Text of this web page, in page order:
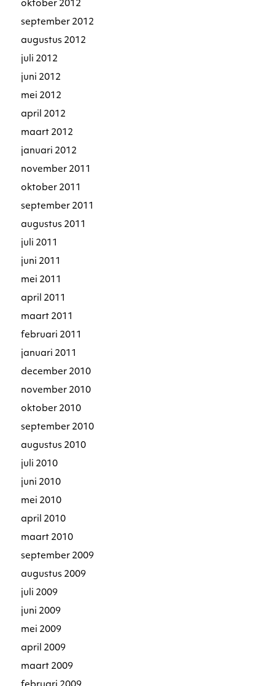
oktober 2012
september 2012
augustus 2012
juli 2012
juni 2012
mei 2012
april 2012
maart 2012
januari 2012
november 2011
oktober 2011
september 2011
augustus 2011
juli 2011
juni 2011
mei 2011
april 2011
maart 2011
februari 2011
januari 2011
december 2010
november 2010
oktober 2010
september 2010
augustus 2010
juli 2010
juni 2010
mei 2010
april 2010
maart 2010
september 2009
augustus 2009
juli 2009
juni 2009
mei 2009
april 2009
maart 2009